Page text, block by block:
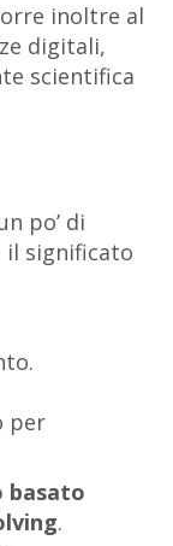
inoltre al
digitali,
scientifica
po’ di
il significato
per
basato
.